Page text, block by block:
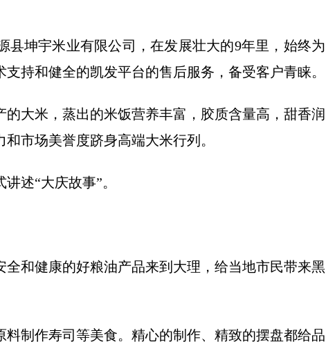
县坤宇米业有限公司，在发展壮大的9年里，始终为
持和健全的凯发平台的售后服务，备受客户青睐。
大米，蒸出的米饭营养丰富，胶质含量高，甜香润
市场美誉度跻身高端大米行列。
述“大庆故事”。
和健康的好粮油产品来到大理，给当地市民带来黑
制作寿司等美食。精心的制作、精致的摆盘都给品